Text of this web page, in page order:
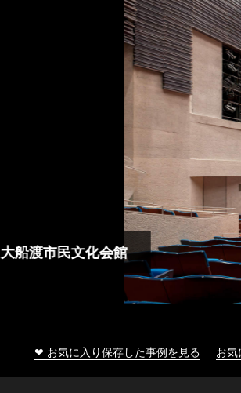
大船渡市民文化会館
❤ お気に入り保存した事例を見る お